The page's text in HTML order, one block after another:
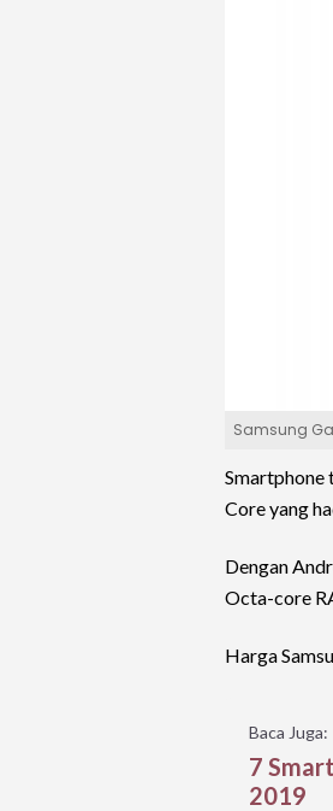
Samsung
Smartphone
Core yang
Dengan
Octa-core
Harga
Baca Juga:
7
2019